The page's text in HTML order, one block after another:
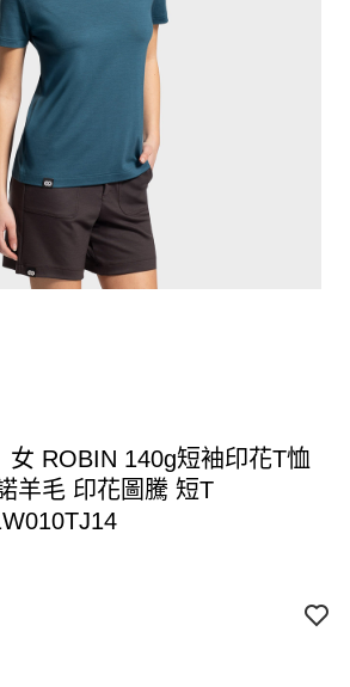
女 ROBIN 140g短袖印花T恤
羊毛 印花圖騰 短T